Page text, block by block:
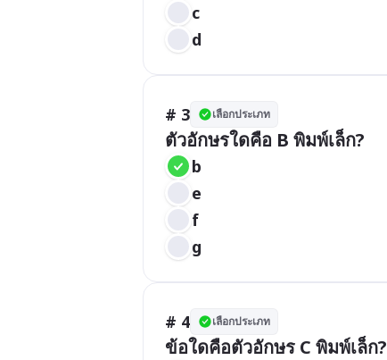
c
d
# 3 เลือกประเภท
ตัวอักษรใดคือ B พิมพ์เล็ก?
b
e
f
g
# 4 เลือกประเภท
ข้อใดคือตัวอักษร C พิมพ์เล็ก?